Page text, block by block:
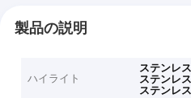
製品の説明
ハイライト
ステンレ
ステンレ
ステンレ